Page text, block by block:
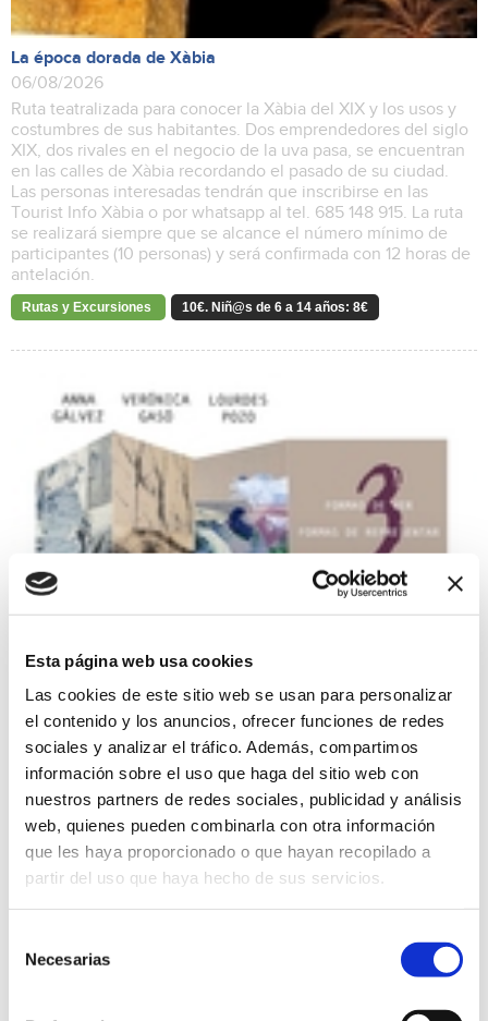
Esta página web usa cookies
Las cookies de este sitio web se usan para personalizar
el contenido y los anuncios, ofrecer funciones de redes
sociales y analizar el tráfico. Además, compartimos
información sobre el uso que haga del sitio web con
nuestros partners de redes sociales, publicidad y análisis
web, quienes pueden combinarla con otra información
que les haya proporcionado o que hayan recopilado a
partir del uso que haya hecho de sus servicios.
Necesarias
La época dorada de Xàbia
06/08/2026
Ruta teatralizada para conocer la Xàbia del XIX y los usos y
costumbres de sus habitantes. Dos emprendedores del siglo
XIX, dos rivales en el negocio de la uva pasa, se encuentran
en las calles de Xàbia recordando el pasado de su ciudad.
Las personas interesadas tendrán que inscribirse en las
Tourist Info Xàbia o por whatsapp al tel. 685 148 915. La ruta
se realizará siempre que se alcance el número mínimo de
participantes (10 personas) y será confirmada con 12 horas de
antelación.
Rutas y Excursiones 10€. Niñ@s de 6 a 14 años: 8€
3 formas de ver, 3 formas de representar
07/08/2026 al 06/09/2026
Exposición colectiva con las obras de las artistas Anna
Gálvez, Verónica Gasó y Lourdes Pozo
Exposiciones